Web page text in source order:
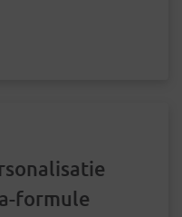
formule